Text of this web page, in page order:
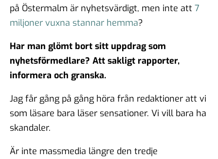
på Östermalm är nyhetsvärdigt, men inte att 7
miljoner vuxna stannar hemma?
Har man glömt bort sitt uppdrag som
nyhetsförmedlare? Att sakligt rapporter,
informera och granska.
Jag får gång på gång höra från redaktioner att vi
som läsare bara läser sensationer. Vi vill bara ha
skandaler.
Är inte massmedia längre den tredje